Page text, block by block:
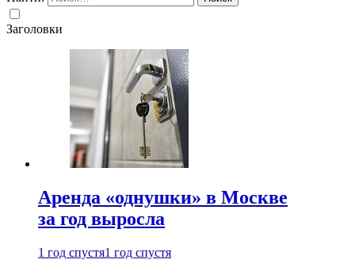
Заголовки
Аренда «однушки» в Москве
за год выросла
1 год спустя1 год спустя